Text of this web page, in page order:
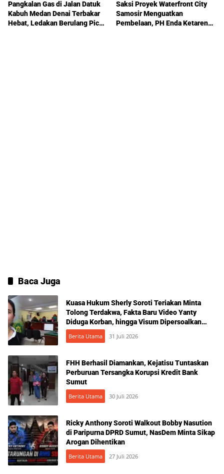
Pangkalan Gas di Jalan Datuk
Kabuh Medan Denai Terbakar
Hebat, Ledakan Berulang Picu
Saksi Proyek Waterfront City
Samosir Menguatkan
Pembelaan, PH Enda Ketaren
Baca Juga
Kuasa Hukum Sherly Soroti Teriakan Minta
Tolong Terdakwa, Fakta Baru Video Yanty
Diduga Korban, hingga Visum Dipersoalkan
Jelang Putusan KDRT yang Dua Kali Ditunda,
JPU Tuntut 1 Bulan Penjara
Berita Utama 31 Juli 2026
FHH Berhasil Diamankan, Kejatisu Tuntaskan
Perburuan Tersangka Korupsi Kredit Bank
Sumut
Berita Utama 30 Juli 2026
Ricky Anthony Soroti Walkout Bobby Nasution
di Paripurna DPRD Sumut, NasDem Minta Sikap
Arogan Dihentikan
Berita Utama 27 Juli 2026